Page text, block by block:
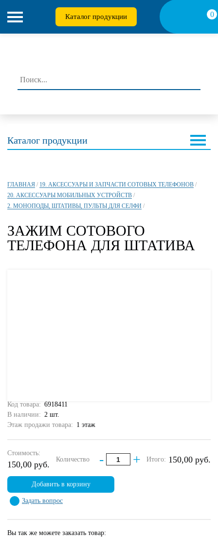
Каталог продукции 0
Каталог продукции
ГЛАВНАЯ / 19. АКСЕССУАРЫ И ЗАПЧАСТИ СОТОВЫХ ТЕЛЕФОНОВ /
20. АКСЕССУАРЫ МОБИЛЬНЫХ УСТРОЙСТВ /
2. МОНОПОДЫ, ШТАТИВЫ, ПУЛЬТЫ ДЛЯ СЕЛФИ /
ЗАЖИМ СОТОВОГО
ТЕЛЕФОНА ДЛЯ ШТАТИВА
Код товара: 6918411
В наличии: 2 шт.
Этаж продажи товара: 1 этаж
Стоимость:
150,00 руб.
Количество - + Итого: 150,00 руб.
Добавить в корзину
Задать вопрос
Вы так же можете заказать товар: